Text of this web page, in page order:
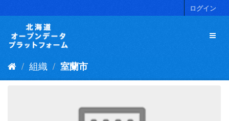
キ
ログイン
組織 室蘭市